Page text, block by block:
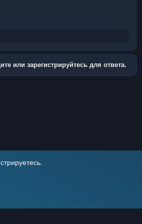
или зарегистрируйтесь для ответа.